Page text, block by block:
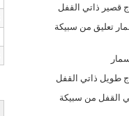
قصير ذاتي القفل
تعليق من سبيكة
طويل ذاتي القفل
القفل من سبيكة